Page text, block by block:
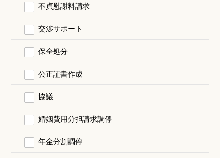
不貞慰謝料請求
交渉サポート
保全処分
公正証書作成
協議
婚姻費用分担請求調停
年金分割調停